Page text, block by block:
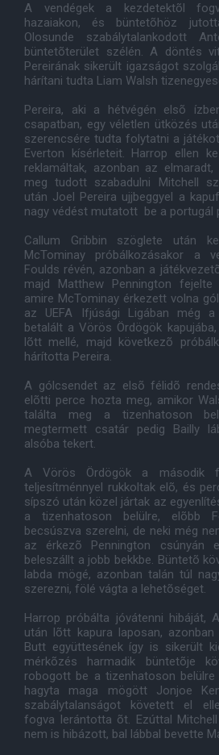
A vendégek a kezdetektõl
hazaiakon, és büntetõhöz
Olosunde szabálytalankodott
büntetõterület szélén. A döntés
Pereirának sikerült igazságot
hárítani tudta Liam Walsh
Pereira, aki a hétvégén elsõ
csapatban, egy véletlen ütközés
szerencsére tudta folytatni a
Everton kísérleteit. Harrop ellen
reklamáltak, azonban az
meg tudott szabadulni Mitchell
után Joel Pereira ujjbeggyel a
nagy védést mutatott be a portugál
Callum Gribbin szöglete után
McTominay próbálkozásakor a
Foulds révén, azonban a
majd Matthew Pennington
amire McTominay érkezett volna
az UEFA Ifjúsági Ligában még a
betalált a Vörös Ördögök
lõtt mellé, majd következõ
hárította Pereira.
A gólcsendet az elsõ félidõ
elõtti perce hozta meg, amikor
találta meg a tizenhatoson
megtermett csatár pedig Bailly
alsóba tekert.
A Vörös Ördögök a második
teljesítménnyel rukkoltak elõ, és
sípszó után közel jártak az
a tizenhatoson belülre, elõbb
becsúszva szerelni, de neki még
az érkezõ Pennington csúnyán
beleszállt a jobb bekkbe. Büntetõ
labda mögé, azonban talán túl
szerezni, fölé vágta a lehetõséget.
Harrop próbálta jóvátenni hibáját,
után lõtt kapura laposan,
Butt együttesének így is sikerült
mérkõzés harmadik büntetõje
robogott be a tizenhatoson
hagyta maga mögött Jonjoe
szabálytalanságot követett el
fogva lerántotta õt. Ezúttal
nem is hibázott, bal lábbal bevette